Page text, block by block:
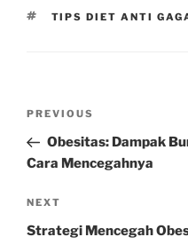
TAGS
TIPS DIET ANTI
Previous
Post
PREVIOUS
Obesitas: Dampak
Cara Mencegahnya
Next
Post
NEXT
Strategi Mencegah